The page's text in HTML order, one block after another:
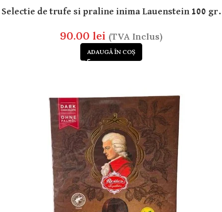
Selectie de trufe si praline inima Lauenstein 100 gr.
90.00 lei (TVA Inclus)
ADAUGĂ ÎN COȘ